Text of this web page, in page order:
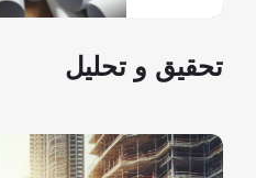
تحقیق و تحلیل